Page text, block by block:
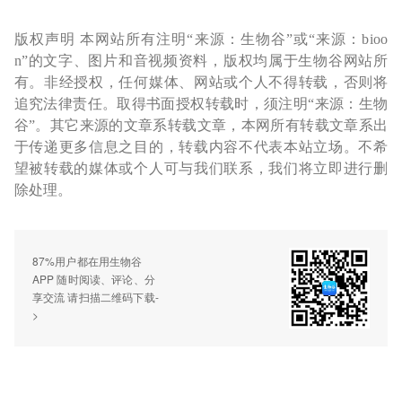
版权声明 本网站所有注明“来源：生物谷”或“来源：bioo
n”的文字、图片和音视频资料，版权均属于生物谷网站所
有。非经授权，任何媒体、网站或个人不得转载，否则将
追究法律责任。取得书面授权转载时，须注明“来源：生物
谷”。其它来源的文章系转载文章，本网所有转载文章系出
于传递更多信息之目的，转载内容不代表本站立场。不希
望被转载的媒体或个人可与我们联系，我们将立即进行删
除处理。
87%用户都在用生物谷
APP 随时阅读、评论、分
享交流 请扫描二维码下载-
>